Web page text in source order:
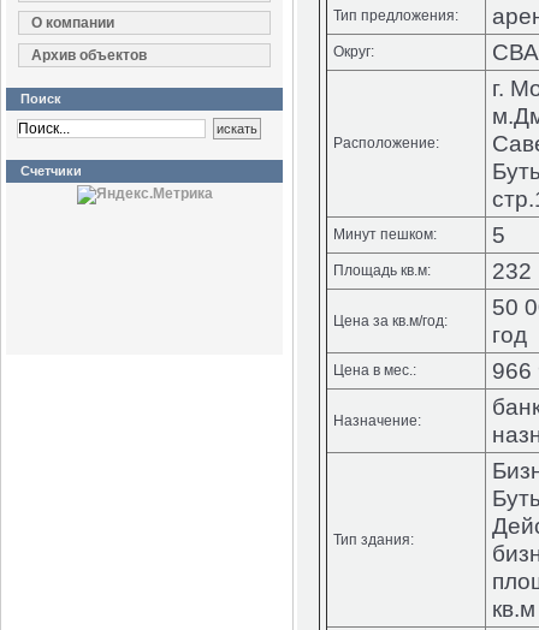
О компании
Архив объектов
Поиск
Счетчики
Тип предложения:
Округ:
Расположение:
г.
Минут пешком: 5
Площадь кв.м: 232
Цена за кв.м/год:
50
год
Цена в мес.: 966
Назначение:
Тип здания:
кв.м